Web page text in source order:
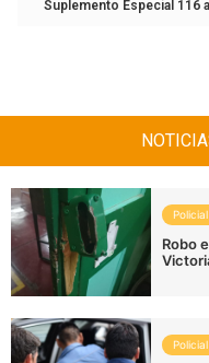
Suplemento Especial 116
Policial
Robo
Policial